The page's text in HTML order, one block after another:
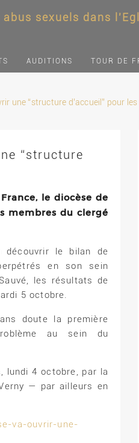
sexuels dans
AUDITIONS TOUR DE
une “structure d’accueil” pour
“structure
le diocèse de
membres du clergé
découvrir le bilan de
en son sein
les résultats de
5 octobre.
doute la première
au sein du
lundi 4 octobre, par la
— par ailleurs en
va-ouvrir-une-